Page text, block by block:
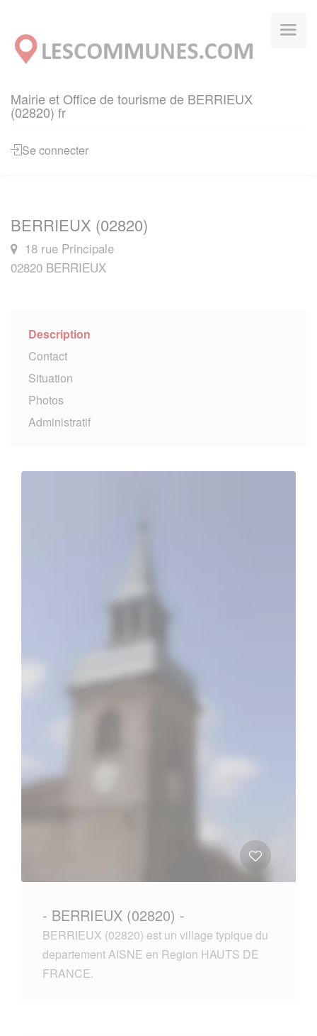
Mairie et Office de tourisme de BERRIEUX
(02820) fr
Se connecter
BERRIEUX (02820)
18 rue Principale
02820 BERRIEUX
Description
Contact
Situation
Photos
Administratif
- BERRIEUX (02820) -
BERRIEUX (02820) est un village typique du
departement AISNE en Region HAUTS DE
FRANCE.